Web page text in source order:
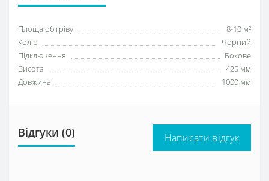
Площа обігріву
8-10 м²
Колір
Чорний
Підключення
Бокове
Висота
425 мм
Довжина
1000 мм
Відгуки (0) Написати відгук